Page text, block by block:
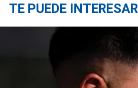
TE PUEDE INTERESAR